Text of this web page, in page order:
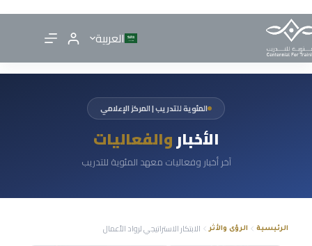
العربية
المئوية للتدريب | المركز الإعلامي
الأخباروالفعاليات
آخر أخبار وفعاليات معهد المئوية للتدريب
الرئيسية الرؤى والأثر الابتكار الاستراتيجي لرواد الأعمال